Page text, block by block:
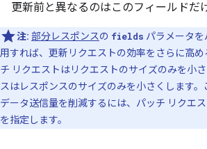
更新前と異なるのはこのフィールドだ
注: 部分レスポンスの fields パラメータ
用すれば、更新リクエストの効率をさらに高
チ リクエストはリクエストのサイズのみを小
スはレスポンスのサイズのみを小さくします
データ送信量を削減するには、パッチ リクエ
を指定します。